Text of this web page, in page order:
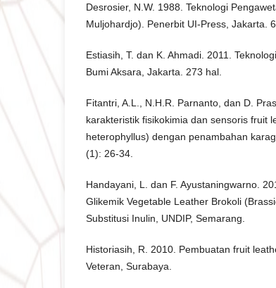
Desrosier, N.W. 1988. Teknologi
Muljohardjo). Penerbit UI-Press, Jakarta.
Estiasih, T. dan K. Ahmadi. 2011.
Bumi Aksara, Jakarta. 273 hal.
Fitantri, A.L., N.H.R. Parnanto, dan D.
karakteristik fisikokimia dan sensoris fruit
heterophyllus) dengan penambahan
(1): 26-34.
Handayani, L. dan F. Ayustaningwarno.
Glikemik Vegetable Leather Brokoli
Substitusi Inulin, UNDIP, Semarang.
Historiasih, R. 2010. Pembuatan fruit
Veteran, Surabaya.